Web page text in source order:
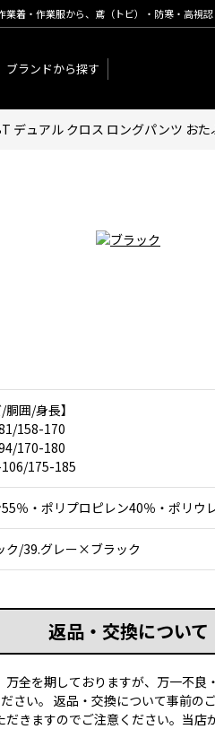
着・作業服から、鳶（トビ）・防寒・高視認
ブランドから探す
デュアル クロス ロングパンツ お
/胴囲/身長】
158-170
170-180
175-185
％・ポリプロピレン40％・ポリウ
ク/39.グレー×ブラック
返品・交換について
全を期しておりますが、万一不良
さい。 返品・交換について事前の
きますのでご注意ください。当店